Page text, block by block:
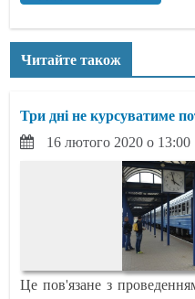
Читайте також
Три дні не курсуватиме
16 лютого 2020 о 13:00
Це пов'язане з